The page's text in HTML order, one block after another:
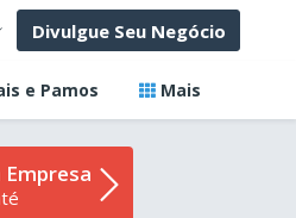
Divulgue Seu Negócio
e Pamos Mais
Empresa